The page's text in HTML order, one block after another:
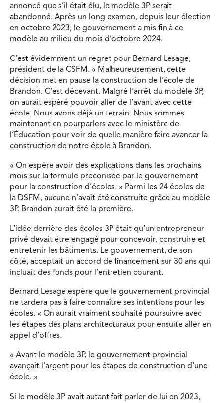
annoncé que s’il était élu, le modèle 3P serait
abandonné. Après un long examen, depuis leur élection
en octobre 2023, le gouvernement a mis fin à ce
modèle au milieu du mois d’octobre 2024.
C’est évidemment un regret pour Bernard Lesage,
président de la CSFM. « Malheureusement, cette
décision met en pause la construction de l’école de
Brandon. C’est décevant. Malgré l’arrêt du modèle 3P,
on aurait espéré pouvoir aller de l’avant avec cette
école. Nous avons déjà un terrain. Nous sommes
maintenant en pourparlers avec le ministère de
l’Éducation pour voir de quelle manière faire avancer la
construction de notre école à Brandon.
« On espère avoir des explications dans les prochains
mois sur la formule préconisée par le gouvernement
pour la construction d’écoles. » Parmi les 24 écoles de
la DSFM, aucune n’avait été construite grâce au modèle
3P. Brandon aurait été la première.
L’idée derrière des écoles 3P était qu’un entrepreneur
privé devait être engagé pour concevoir, construire et
entretenir les bâtiments. Le gouvernement, de son
côté, acceptait un accord de financement sur 30 ans qui
incluait des fonds pour l’entretien courant.
Bernard Lesage espère que le gouvernement provincial
ne tardera pas à faire connaître ses intentions pour les
écoles. « On aurait vraiment souhaité poursuivre avec
les étapes des plans architecturaux pour ensuite aller en
appel d’offres.
« Avant le modèle 3P, le gouvernement provincial
avançait l’argent pour les étapes de construction d’une
école. »
Si le modèle 3P avait autant fait parler de lui en 2023,